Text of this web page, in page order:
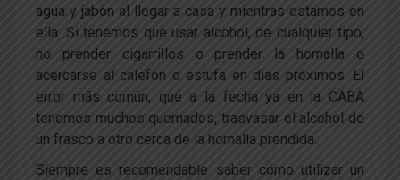
agua y jabón al llegar a casa y mientras estamos en
ella. Si tenemos que usar alcohol, de cualquier tipo,
no prender cigarrillos o prender la hornalla o
acercarse al calefón o estufa en días próximos. El
error más común, que a la fecha ya en la CABA
tenemos muchos quemados, trasvasar el alcohol de
un frasco a otro cerca de la hornalla prendida.
Siempre es recomendable saber cómo utilizar un